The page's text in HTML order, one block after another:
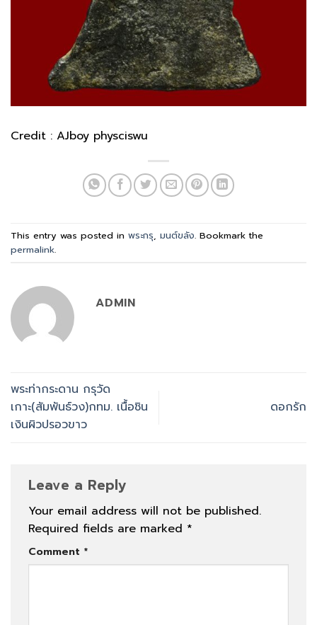
Credit : AJboy physciswu
This entry was posted in พระกรุ, มนต์ขลัง. Bookmark the
permalink.
ADMIN
พระท่ากระดาน กรุวัด
เกาะ(สัมพันธ์วง)กทม. เนื้อชิน
เงินผิวปรอวขาว
ดอกรัก
Leave a Reply
Your email address will not be published.
Required fields are marked *
Comment *